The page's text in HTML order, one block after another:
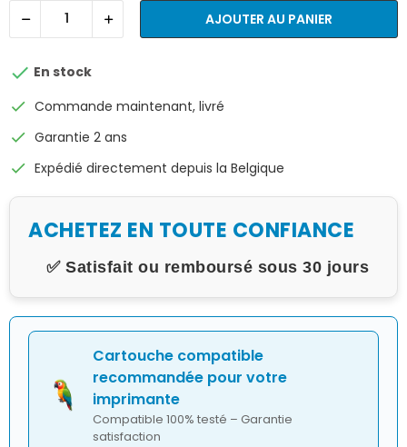
AJOUTER AU PANIER
 En stock
check Commande maintenant, livré
check Garantie 2 ans
check Expédié directement depuis la Belgique
ACHETEZ EN TOUTE CONFIANCE
✅ Satisfait ou remboursé sous 30 jours
Cartouche compatible
recommandée pour votre
imprimante
Compatible 100% testé – Garantie
satisfaction